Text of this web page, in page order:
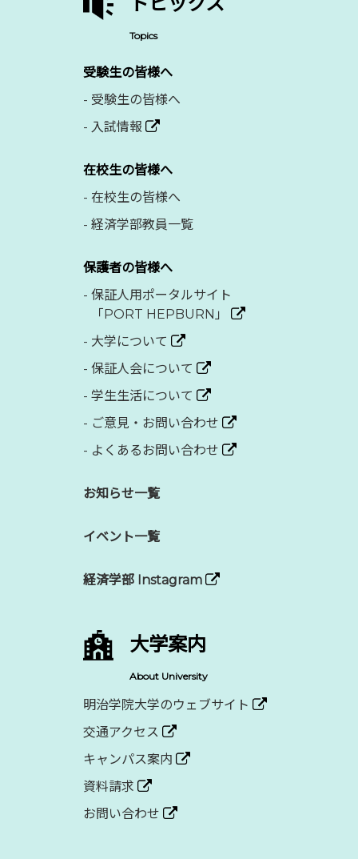
Topics
受験生の皆様へ
- 受験生の皆様へ
- 入試情報
在校生の皆様へ
- 在校生の皆様へ
- 経済学部教員一覧
保護者の皆様へ
- 保証人用ポータルサイト
「PORT HEPBURN」
- 大学について
- 保証人会について
- 学生生活について
- ご意見・お問い合わせ
- よくあるお問い合わせ
お知らせ一覧
イベント一覧
経済学部 Instagram
大学案内
About University
明治学院大学のウェブサイト
交通アクセス
キャンパス案内
資料請求
お問い合わせ